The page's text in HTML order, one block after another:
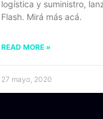
logística y suministro,
Flash. Mirá más acá.
READ MORE »
27 mayo, 2020